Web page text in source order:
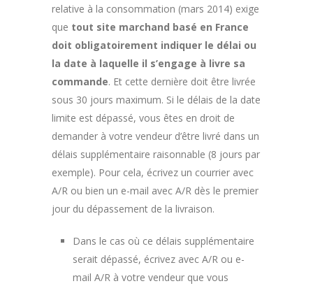
relative à la consommation (mars 2014) exige
que tout site marchand basé en France
doit obligatoirement indiquer le délai ou
la date à laquelle il s’engage à livre sa
commande. Et cette dernière doit être livrée
sous 30 jours maximum. Si le délais de la date
limite est dépassé, vous êtes en droit de
demander à votre vendeur d’être livré dans un
délais supplémentaire raisonnable (8 jours par
exemple). Pour cela, écrivez un courrier avec
A/R ou bien un e-mail avec A/R dès le premier
jour du dépassement de la livraison.
Dans le cas où ce délais supplémentaire
serait dépassé, écrivez avec A/R ou e-
mail A/R à votre vendeur que vous